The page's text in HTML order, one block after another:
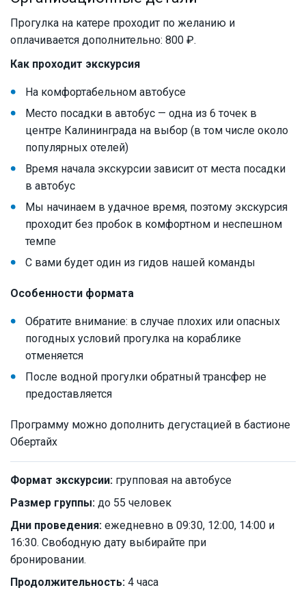
Прогулка на катере проходит по желанию и
оплачивается дополнительно: 800 ₽.
Как проходит экскурсия
На комфортабельном автобусе
Место посадки в автобус — одна из 6 точек в
центре Калининграда на выбор (в том числе около
популярных отелей)
Время начала экскурсии зависит от места посадки
в автобус
Мы начинаем в удачное время, поэтому экскурсия
проходит без пробок в комфортном и неспешном
темпе
С вами будет один из гидов нашей команды
Особенности формата
Обратите внимание: в случае плохих или опасных
погодных условий прогулка на кораблике
отменяется
После водной прогулки обратный трансфер не
предоставляется
Программу можно дополнить дегустацией в бастионе
Обертайх
Формат экскурсии: групповая на автобусе
Размер группы: до 55 человек
Дни проведения: ежедневно в 09:30, 12:00, 14:00 и
16:30. Свободную дату выбирайте при
бронировании.
Продолжительность: 4 часа